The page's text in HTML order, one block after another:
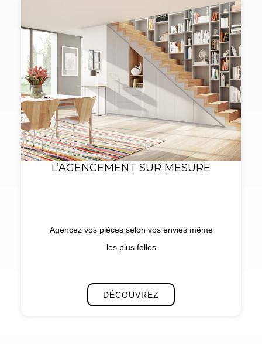
L’AGENCEMENT SUR MESURE
Agencez vos pièces selon vos envies même
les plus folles
DÉCOUVREZ